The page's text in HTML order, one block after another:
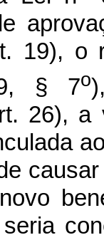
19), o
§ 7o
26),